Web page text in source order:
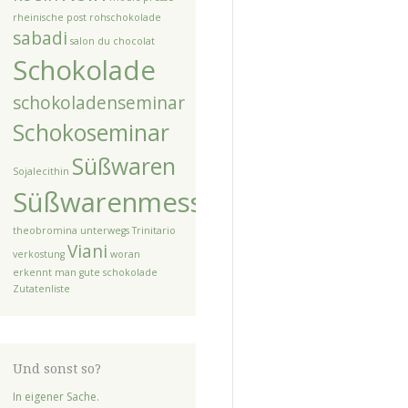
rheinische post rohschokolade
sabadi salon du chocolat
Schokolade
schokoladenseminar
Schokoseminar
Sojalecithin Süßwaren
Süßwarenmesse
theobromina unterwegs Trinitario
verkostung Viani woran
erkennt man gute schokolade
Zutatenliste
Und sonst so?
In eigener Sache.